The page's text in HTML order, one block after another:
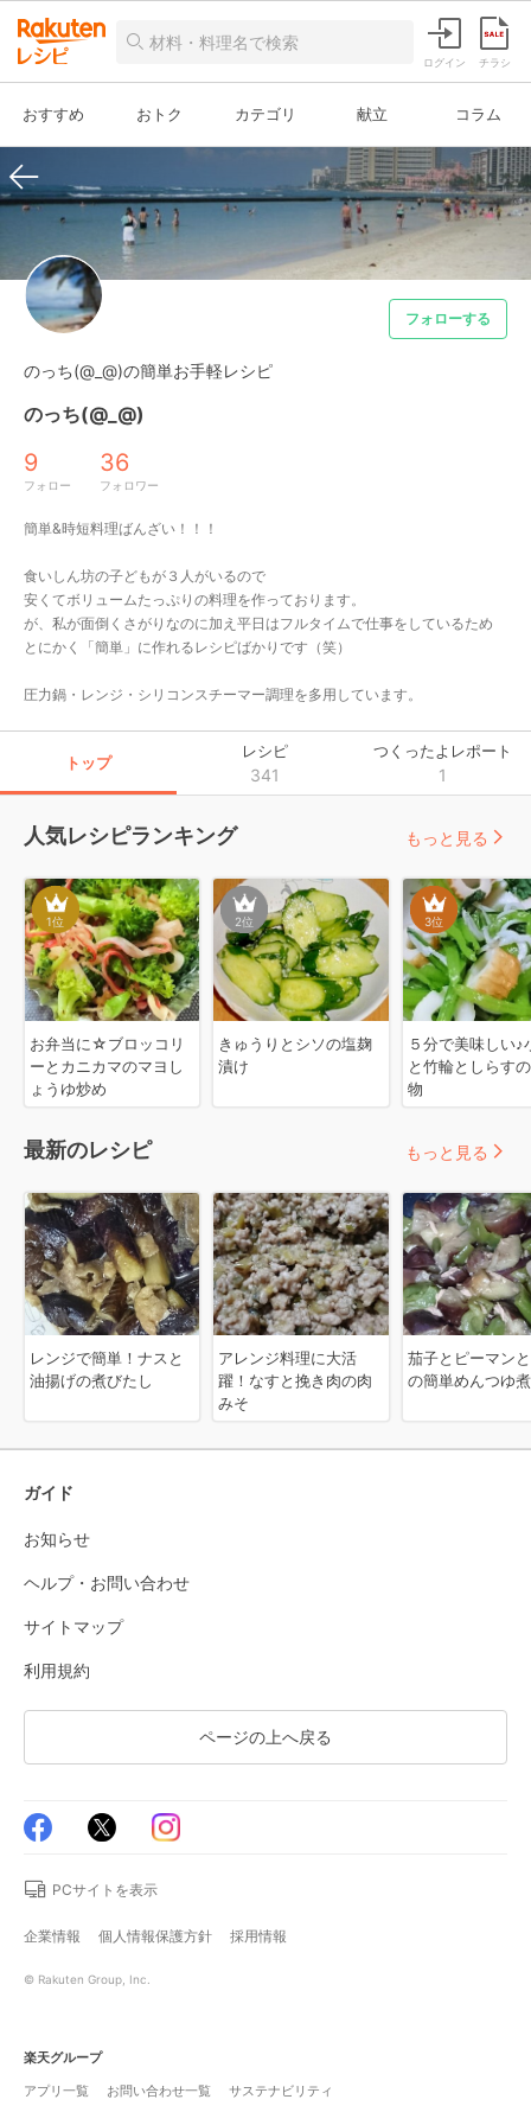
ログイン チラシ
おすすめ おトク カテゴリ 献立 コラム
フォローする
のっち(@_@)の簡単お手軽レシピ
のっち(@_@)
9
フォロー
36
フォロワー
簡単&時短料理ばんざい！！！
食いしん坊の子どもが３人がいるので
安くてボリュームたっぷりの料理を作っております。
が、私が面倒くさがりなのに加え平日はフルタイムで仕事をしているため
とにかく「簡単」に作れるレシピばかりです（笑）
圧力鍋・レンジ・シリコンスチーマー調理を多用しています。
トップ
レシピ
341
つくったよレポート
1
人気レシピランキング
1位
お弁当に☆ブロッコリ
ーとカニカマのマヨし
ょうゆ炒め
2位
きゅうりとシソの塩麹
漬け
3位
５分で美味しい♪
と竹輪としらす
物
もっと見る
最新のレシピ
レンジで簡単！ナスと
油揚げの煮びたし
アレンジ料理に大活
躍！なすと挽き肉の肉
みそ
茄子とピーマン
の簡単めんつゆ煮
もっと見る
ガイド
お知らせ
ヘルプ・お問い合わせ
サイトマップ
利用規約
ページの上へ戻る
PCサイトを表示
企業情報 個人情報保護方針 採用情報
© Rakuten Group, Inc.
楽天グループ
アプリ一覧
お問い合わせ一覧 サステナビリティ